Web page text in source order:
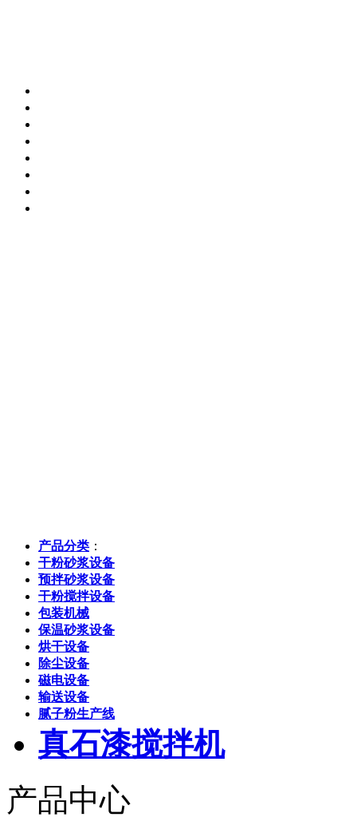
产品分类 ：
干粉砂浆设备
预拌砂浆设备
干粉搅拌设备
包装机械
保温砂浆设备
烘干设备
除尘设备
磁电设备
输送设备
腻子粉生产线
真石漆搅拌机
产品中心